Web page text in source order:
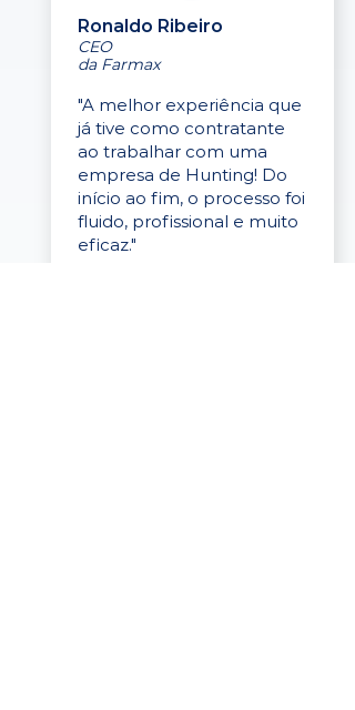
Ronaldo Ribeiro
CEO
da Farmax
"A melhor experiência que
já tive como contratante
ao trabalhar com uma
empresa de Hunting! Do
início ao fim, o processo foi
fluido, profissional e muito
eficaz."